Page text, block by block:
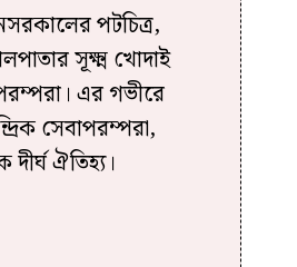
পটচিত্র,
সূক্ষ্ম খোদাই
এর গভীরে
সেবাপরম্পরা,
দীর্ঘ ঐতিহ্য।